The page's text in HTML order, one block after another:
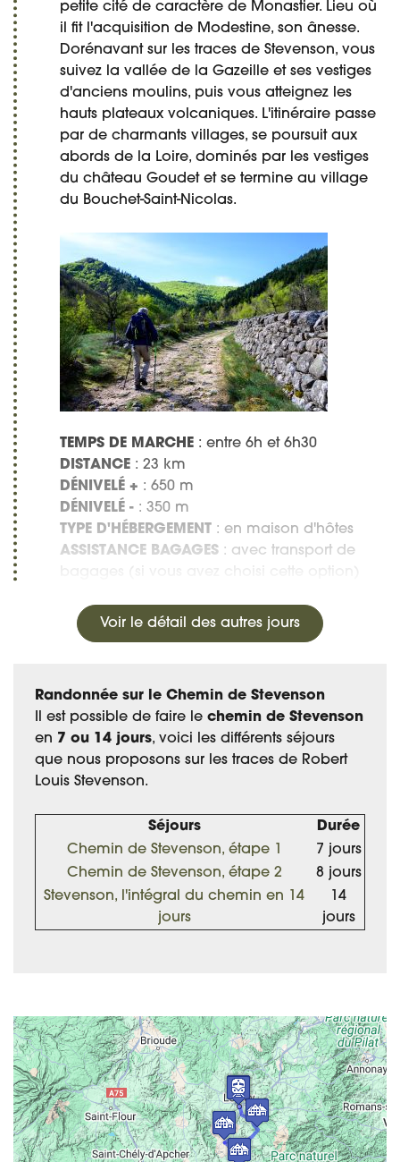
petite cité de caractère de Monastier. Lieu où
il fit l'acquisition de Modestine, son ânesse.
Dorénavant sur les traces de Stevenson, vous
suivez la vallée de la Gazeille et ses vestiges
d'anciens moulins, puis vous atteignez les
hauts plateaux volcaniques. L'itinéraire passe
par de charmants villages, se poursuit aux
abords de la Loire, dominés par les vestiges
du château Goudet et se termine au village
du Bouchet-Saint-Nicolas.
TEMPS DE MARCHE : entre 6h et 6h30
DISTANCE : 23 km
DÉNIVELÉ + : 650 m
DÉNIVELÉ - : 350 m
TYPE D'HÉBERGEMENT : en maison d'hôtes
ASSISTANCE BAGAGES : avec transport de
Voir le détail des autres jours
Randonnée sur le Chemin de Stevenson
Il est possible de faire le chemin de Stevenson
en 7 ou 14 jours, voici les différents séjours
que nous proposons sur les traces de Robert
Louis Stevenson.
Séjours
Durée
Chemin de Stevenson, étape 1
7 jours
Chemin de Stevenson, étape 2
8 jours
Stevenson, l'intégral du chemin en 14
jours
14
jours